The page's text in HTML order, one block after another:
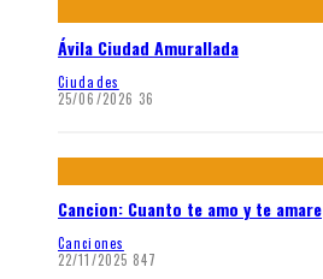
Ávila Ciudad Amurallada
Ciudades
25/06/2026 36
Cancion: Cuanto te amo y te amare
Canciones
22/11/2025 847